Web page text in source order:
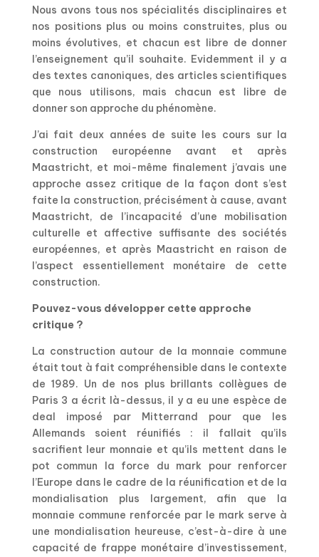
Nous avons tous nos spécialités disciplinaires et
nos positions plus ou moins construites, plus ou
moins évolutives, et chacun est libre de donner
l’enseignement qu’il souhaite. Evidemment il y a
des textes canoniques, des articles scientifiques
que nous utilisons, mais chacun est libre de
donner son approche du phénomène.
J’ai fait deux années de suite les cours sur la
construction européenne avant et après
Maastricht, et moi-même finalement j’avais une
approche assez critique de la façon dont s’est
faite la construction, précisément à cause, avant
Maastricht, de l’incapacité d’une mobilisation
culturelle et affective suffisante des sociétés
européennes, et après Maastricht en raison de
l’aspect essentiellement monétaire de cette
construction.
Pouvez-vous développer cette approche
critique ?
La construction autour de la monnaie commune
était tout à fait compréhensible dans le contexte
de 1989. Un de nos plus brillants collègues de
Paris 3 a écrit là-dessus, il y a eu une espèce de
deal imposé par Mitterrand pour que les
Allemands soient réunifiés : il fallait qu’ils
sacrifient leur monnaie et qu’ils mettent dans le
pot commun la force du mark pour renforcer
l’Europe dans le cadre de la réunification et de la
mondialisation plus largement, afin que la
monnaie commune renforcée par le mark serve à
une mondialisation heureuse, c’est-à-dire à une
capacité de frappe monétaire d’investissement,